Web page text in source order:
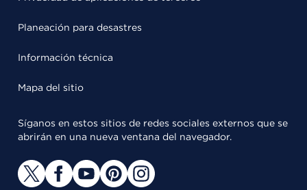
Planeación para desastres
Información técnica
Mapa del sitio
Síganos en estos sitios de redes sociales externos que se
abrirán en una nueva ventana del navegador.